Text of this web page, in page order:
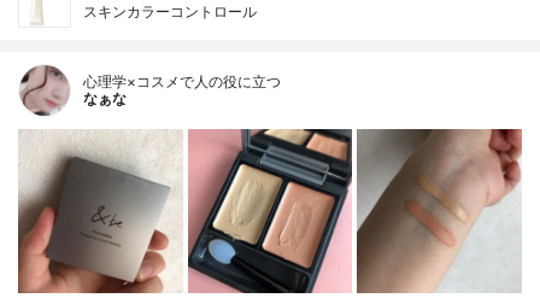
スキンカラーコントロール
心理学×コスメで人の役に立つ
なぁな